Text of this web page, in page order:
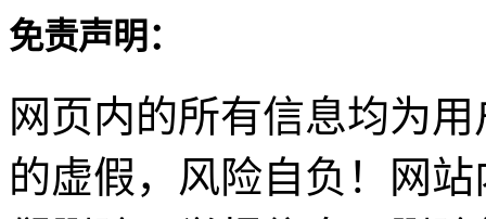
免责声明：
网页内的所有信息均为
的虚假，风险自负！网